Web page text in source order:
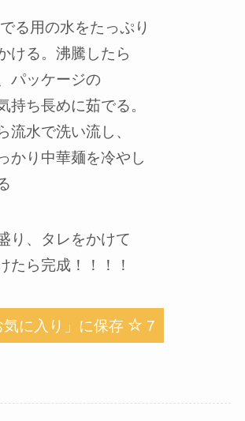
る用の水をたっぷり
ける。沸騰したら
パッケージの
持ち長めに茹でる。
流水で洗い流し、
かり中華麺を冷やし
り、タレをかけて
たら完成！！！！
に入り」に保存 7